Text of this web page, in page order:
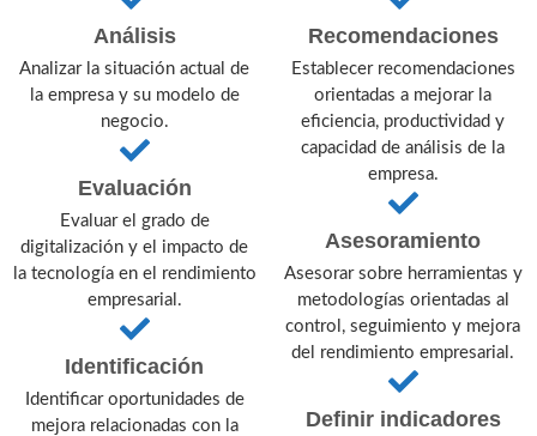
Análisis
Analizar la situación actual de
la empresa y su modelo de
negocio.
Evaluación
Evaluar el grado de
digitalización y el impacto de
la tecnología en el rendimiento
empresarial.
Identificación
Identificar oportunidades de
mejora relacionadas con la
Recomendaciones
Establecer recomendaciones
orientadas a mejorar la
eficiencia, productividad y
capacidad de análisis de la
empresa.
Asesoramiento
Asesorar sobre herramientas y
metodologías orientadas al
control, seguimiento y mejora
del rendimiento empresarial.
Definir indicadores